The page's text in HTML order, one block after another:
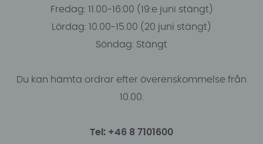
Fredag: 11.00-16:00 (19:e juni stängt)
Lördag: 10.00-15.00 (20 juni stängt)
Söndag: Stängt
Du kan hämta ordrar efter överenskommelse från
10.00.
Tel: +46 8 7101600